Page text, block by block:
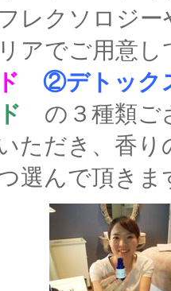
レクソロジ
アでご用意
②デトッ
の３種類ご
ただき、香
選んで頂きま